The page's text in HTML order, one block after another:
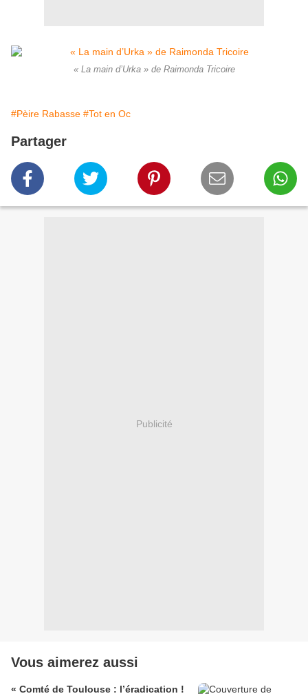
« La main d’Urka » de Raimonda Tricoire
#Pèire Rabasse #Tot en Oc
Partager
Publicité
Vous aimerez aussi
« Comté de Toulouse : l’éradication !